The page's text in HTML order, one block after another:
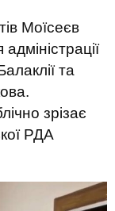
Моїсеєв
та
зрізає
РДА